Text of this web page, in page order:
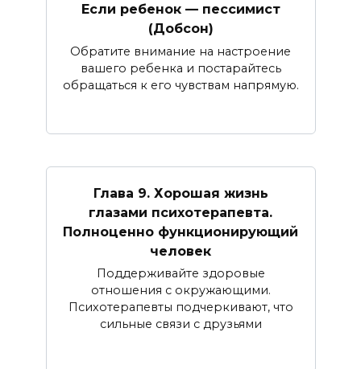
Если ребенок — пессимист
(Добсон)
Обратите внимание на настроение
вашего ребенка и постарайтесь
обращаться к его чувствам напрямую.
Глава 9. Хорошая жизнь
глазами психотерапевта.
Полноценно функционирующий
человек
Поддерживайте здоровые
отношения с окружающими.
Психотерапевты подчеркивают, что
сильные связи с друзьями